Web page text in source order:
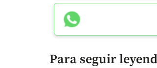
Para seguir